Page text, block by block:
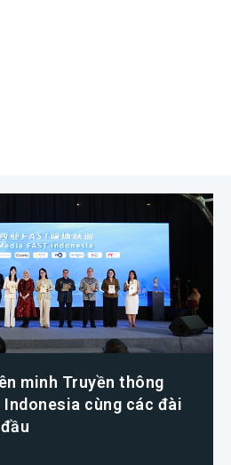
minh Truyền thông
Indonesia cùng các đài